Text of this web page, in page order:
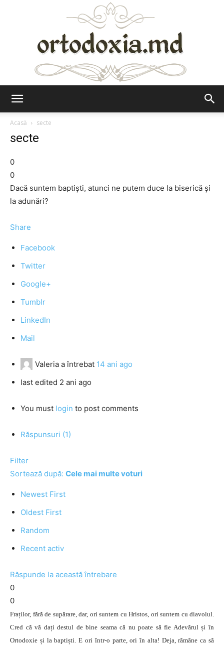
Acasă
secte
secte
0
0
Dacă suntem baptişti, atunci ne putem duce la biserică şi
la adunări?
Share
Facebook
Twitter
Google+
Tumblr
LinkedIn
Mail
Valeria a întrebat 14 ani ago
last edited 2 ani ago
You must login to post comments
Răspunsuri (1)
Filter
Sortează după: Cele mai multe voturi
Newest First
Oldest First
Random
Recent activ
Răspunde la această întrebare
0
0
Fraților, fără de supărare, dar, ori suntem cu Hristos, ori suntem cu diavolul.
Cred că vă dați destul de bine seama că nu poate să fie Adevărul și în
Ortodoxie și la baptiști. E ori într-o parte, ori în alta! Deja, rămâne ca să